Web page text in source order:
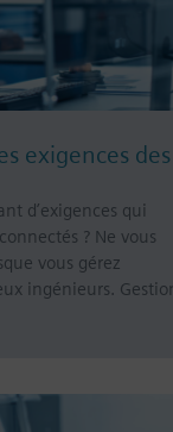
exigences des
d’exigences qui
? Ne vous
vous gérez
ingénieurs.